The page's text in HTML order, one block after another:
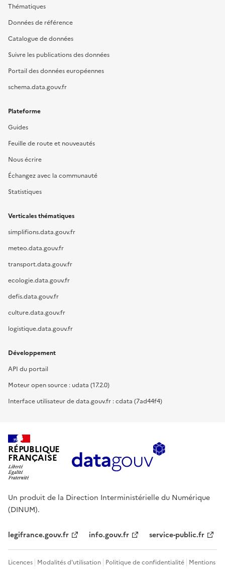
Thématiques
Données de référence
Catalogue de données
Suivre les publications des données
Portail des données européennes
schema.data.gouv.fr
Plateforme
Guides
Feuille de route et nouveautés
Nous écrire
Échangez avec la communauté
Statistiques
Verticales thématiques
simplifions.data.gouv.fr
meteo.data.gouv.fr
transport.data.gouv.fr
ecologie.data.gouv.fr
defis.data.gouv.fr
culture.data.gouv.fr
logistique.data.gouv.fr
Développement
API du portail
Moteur open source : udata (17.2.0)
Interface utilisateur de data.gouv.fr : cdata (7ad44f4)
RÉPUBLIQUE
FRANÇAISE
Un produit de la Direction Interministérielle du Numérique
(DINUM).
legifrance.gouv.fr info.gouv.fr service-public.fr
Licences Modalités d'utilisation Politique de confidentialité Mentions